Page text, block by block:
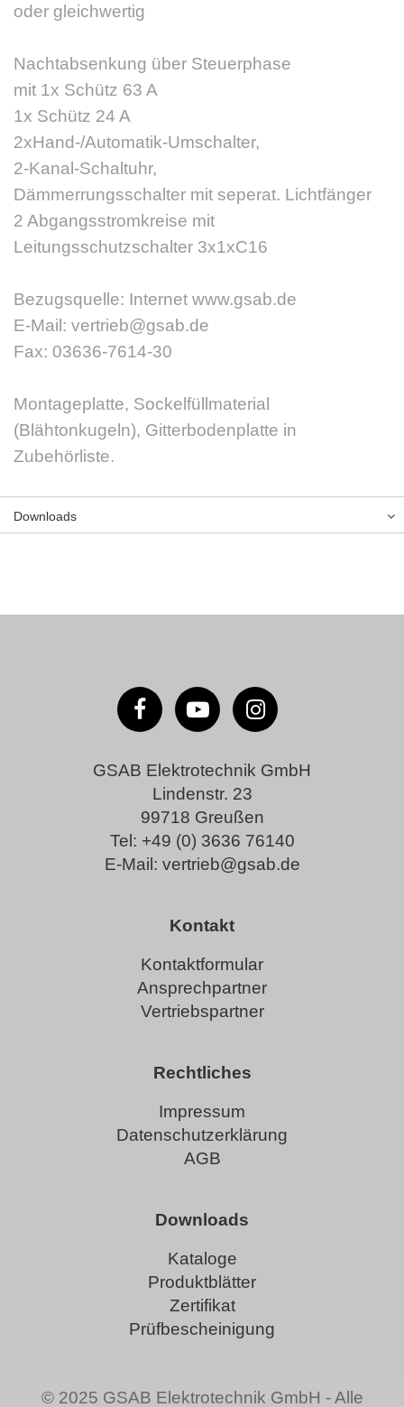
oder gleichwertig
Nachtabsenkung über Steuerphase
mit 1x Schütz 63 A
1x Schütz 24 A
2xHand-/Automatik-Umschalter,
2-Kanal-Schaltuhr,
Dämmerrungsschalter mit seperat. Lichtfänger
2 Abgangsstromkreise mit
Leitungsschutzschalter 3x1xC16
Bezugsquelle: Internet www.gsab.de
E-Mail: vertrieb@gsab.de
Fax: 03636-7614-30
Montageplatte, Sockelfüllmaterial
(Blähtonkugeln), Gitterbodenplatte in
Zubehörliste.
Downloads
GSAB Elektrotechnik GmbH
Lindenstr. 23
99718 Greußen
Tel: +49 (0) 3636 76140
E-Mail: vertrieb@gsab.de
Kontakt
Kontaktformular
Ansprechpartner
Vertriebspartner
Downloads
Kataloge
Produktblätter
Zertifikat
Prüfbescheinigung
Rechtliches
Impressum
Datenschutzerklärung
AGB
© 2025 GSAB Elektrotechnik GmbH - Alle